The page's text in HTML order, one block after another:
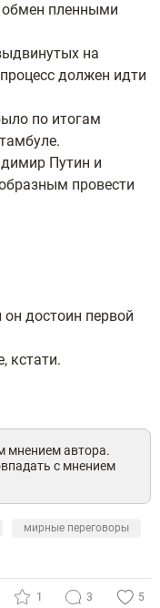
обмен пленными
на
должен идти
по итогам
Путин и
провести
достоин первой
кстати.
мнением автора.
с мнением
мирные переговоры
1 3 5